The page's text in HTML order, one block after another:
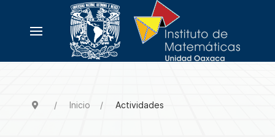
Inicio Actividades